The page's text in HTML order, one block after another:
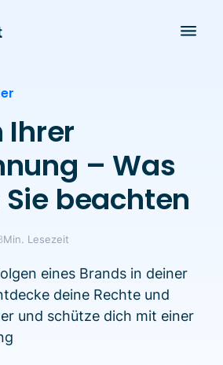
Ihrer
– Was
beachten
Min. Lesezeit
eines Brands in deiner
deine Rechte und
und schütze dich mit einer